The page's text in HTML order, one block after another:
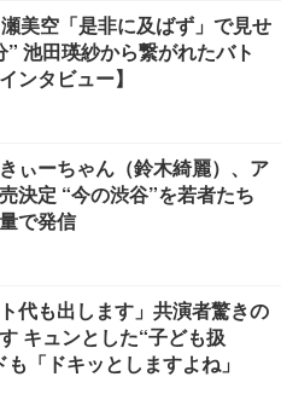
美空「是非に及ばず」で見せ
” 池田瑛紗から繋がれたバト
ンタビュー】
ぃーちゃん（鈴木綺麗）、ア
決定 “今の渋谷”を若者たち
で発信
代も出します」共演者驚きの
キュンとした“子ども扱
「ドキッとしますよね」